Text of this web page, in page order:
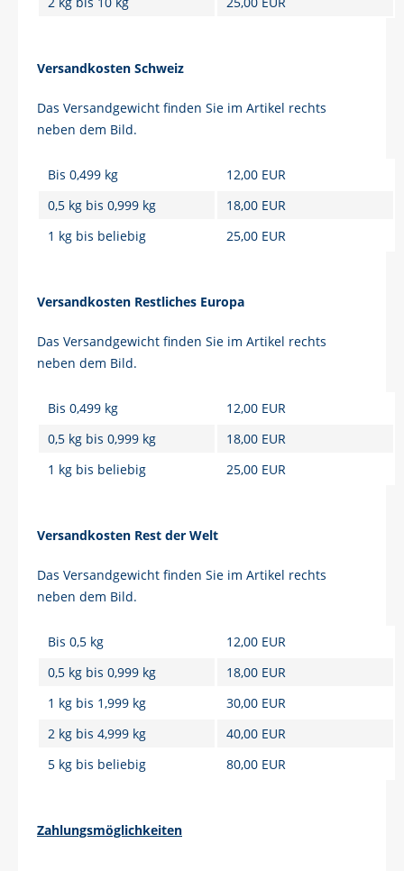
Versandkosten Schweiz
Das Versandgewicht finden Sie im Artikel rechts
neben dem Bild.
Bis 0,499 kg
12,00 EUR
0,5 kg bis 0,999 kg
18,00 EUR
1 kg bis beliebig
25,00 EUR
Versandkosten Restliches Europa
Das Versandgewicht finden Sie im Artikel rechts
neben dem Bild.
Bis 0,499 kg
12,00 EUR
0,5 kg bis 0,999 kg
18,00 EUR
1 kg bis beliebig
25,00 EUR
Versandkosten Rest der Welt
Das Versandgewicht finden Sie im Artikel rechts
neben dem Bild.
Bis 0,5 kg
12,00 EUR
0,5 kg bis 0,999 kg
18,00 EUR
1 kg bis 1,999 kg
30,00 EUR
2 kg bis 4,999 kg
40,00 EUR
5 kg bis beliebig
80,00 EUR
Zahlungsmöglichkeiten